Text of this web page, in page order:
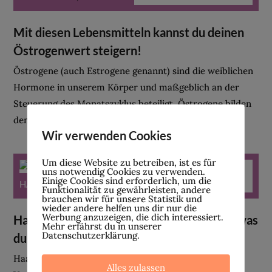
Mit diesen Lebensmitteln kannst du deinen
Östrogenwert steigern!
Östrogene (auch Estrogene genannt) sind die weiblichen
Hormone in unserem Körper und maßgeblich an der
Steuerung des Monatszyklus beteiligt. Östrogene bilden
den Oberbegriff für die weiblichen...
HAUT & HAARE
Haarausfall nach Absetzen der Pille: Alles was
du wissen solltest!
Haarausfall nach dem Absetzen hormoneller
Wir verwenden Cookies
Um diese Website zu betreiben, ist es für
uns notwendig Cookies zu verwenden.
Einige Cookies sind erforderlich, um die
Funktionalität zu gewährleisten, andere
brauchen wir für unsere Statistik und
wieder andere helfen uns dir nur die
Werbung anzuzeigen, die dich interessiert.
Mehr erfährst du in unserer
Datenschutzerklärung.
Alles zulassen